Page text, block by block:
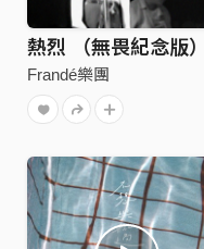
熱烈 （無畏紀念版）
Frandé樂團